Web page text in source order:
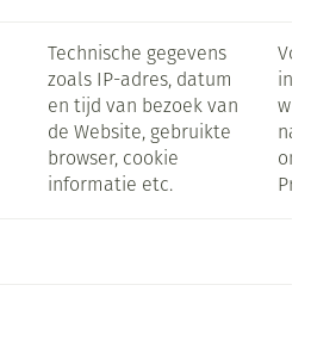
Technische gegevens
zoals IP-adres, datum
en tijd van bezoek van
de Website, gebruikte
browser, cookie
informatie etc.
we